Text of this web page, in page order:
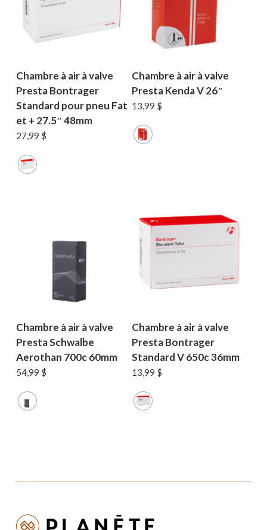
Chambre à air à valve
Presta Bontrager
Standard pour pneu Fat
et + 27.5″ 48mm
27,99 $
Chambre à air à valve
Presta Kenda V 26″
13,99 $
Chambre à air à valve
Presta Schwalbe
Aerothan 700c 60mm
54,99 $
Chambre à air à valve
Presta Bontrager
Standard V 650c 36mm
13,99 $